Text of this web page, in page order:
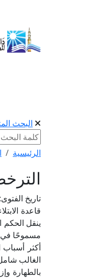
البحث
الرئيسية
تاريخ الفتوى:
قاعدة
ينقل الحكم
مسموحًا في
أكثر
الغالب
بالطهارة